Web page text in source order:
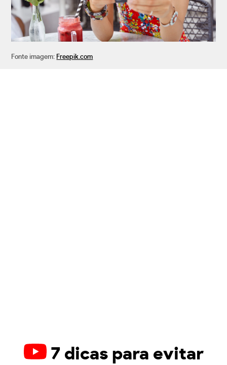
Fonte imagem: Freepik.com
7 dicas para evitar